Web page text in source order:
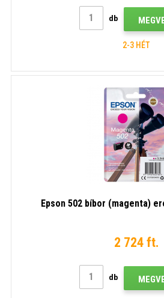
db
2-3 HÉT
Epson 502 bíbor (magenta)
2 724 ft.
db